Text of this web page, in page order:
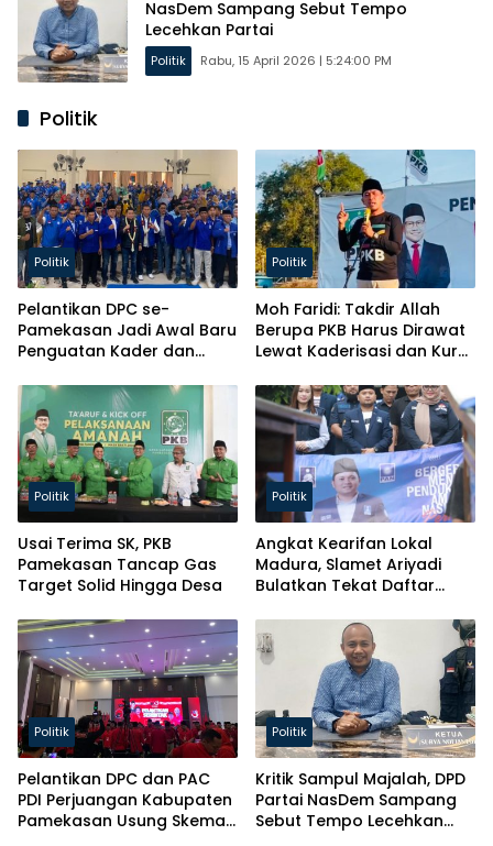
NasDem Sampang Sebut Tempo
Lecehkan Partai
Politik Rabu, 15 April 2026 | 5:24:00 PM
Politik
Politik
Pelantikan DPC se-
Pamekasan Jadi Awal Baru
Penguatan Kader dan
Politik
Moh Faridi: Takdir Allah
Berupa PKB Harus Dirawat
Lewat Kaderisasi dan Kursi
Politik
Usai Terima SK, PKB
Pamekasan Tancap Gas
Target Solid Hingga Desa
Politik
Angkat Kearifan Lokal
Madura, Slamet Ariyadi
Bulatkan Tekat Daftar
Politik
Pelantikan DPC dan PAC
PDI Perjuangan Kabupaten
Pamekasan Usung Skema
Politik
Kritik Sampul Majalah, DPD
Partai NasDem Sampang
Sebut Tempo Lecehkan